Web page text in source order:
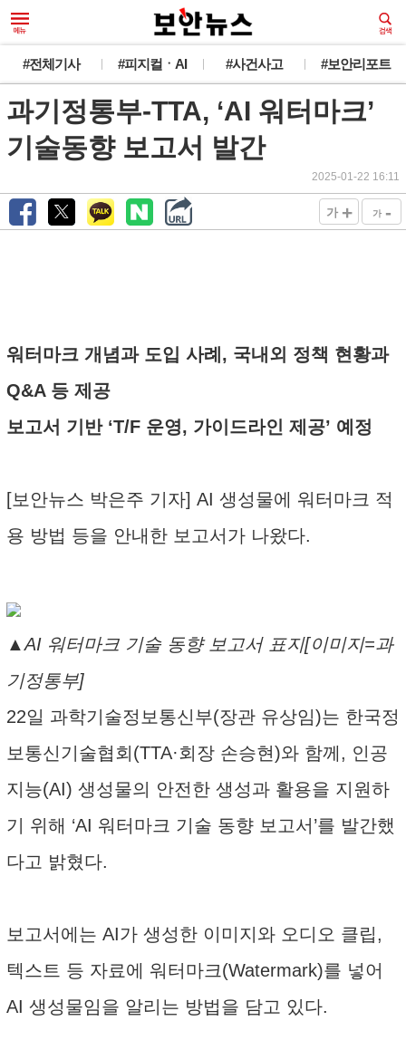
#전체기사 #피지컬ㆍAI #사건사고 #보안리포트
과기정통부-TTA, ‘AI 워터마크’
기술동향 보고서 발간
2025-01-22 16:11
가 + 가 -
워터마크 개념과 도입 사례, 국내외 정책 현황과
Q&A 등 제공
보고서 기반 ‘T/F 운영, 가이드라인 제공’ 예정
[보안뉴스 박은주 기자] AI 생성물에 워터마크 적
용 방법 등을 안내한 보고서가 나왔다.
▲AI 워터마크 기술 동향 보고서 표지[이미지=과
기정통부]
22일 과학기술정보통신부(장관 유상임)는 한국정
보통신기술협회(TTA·회장 손승현)와 함께, 인공
지능(AI) 생성물의 안전한 생성과 활용을 지원하
기 위해 ‘AI 워터마크 기술 동향 보고서’를 발간했
다고 밝혔다.
보고서에는 AI가 생성한 이미지와 오디오 클립,
텍스트 등 자료에 워터마크(Watermark)를 넣어
AI 생성물임을 알리는 방법을 담고 있다.